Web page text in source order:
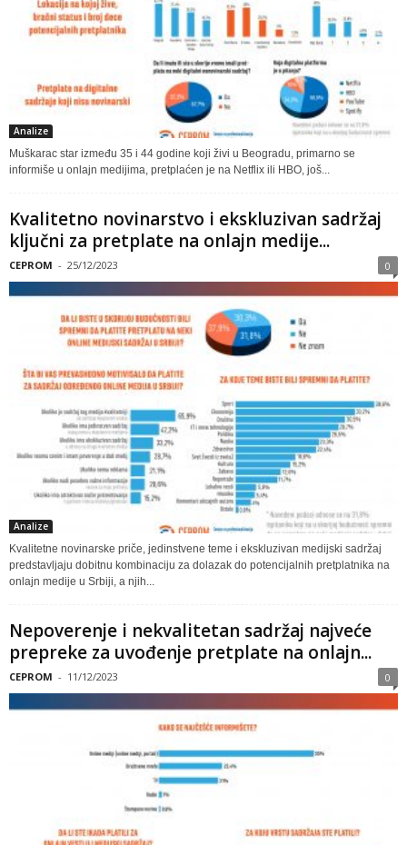
Analize
Muškarac star između 35 i 44 godine koji živi u Beogradu, primarno se
informiše u onlajn medijima, pretplaćen je na Netflix ili HBO, još...
Kvalitetno novinarstvo i ekskluzivan sadržaj
ključni za pretplate na onlajn medije...
CEPROM - 25/12/2023 0
Analize
Kvalitetne novinarske priče, jedinstvene teme i ekskluzivan medijski sadržaj
predstavljaju dobitnu kombinaciju za dolazak do potencijalnih pretplatnika na
onlajn medije u Srbiji, a njih...
Nepoverenje i nekvalitetan sadržaj najveće
prepreke za uvođenje pretplate na onlajn...
CEPROM - 11/12/2023 0